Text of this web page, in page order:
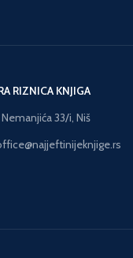
RIZNICA KNJIGA
33/i, Niš